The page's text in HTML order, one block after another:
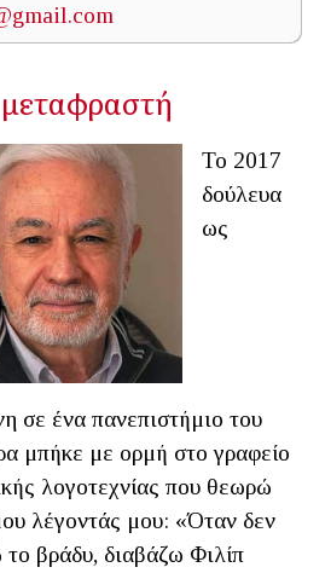
To 2017
δούλευα
ως
σε ένα πανεπιστήμιο του
μπήκε με ορμή στο γραφείο
λογοτεχνίας που θεωρώ
λέγοντάς μου: «Όταν δεν
βράδυ, διαβάζω Φιλίπ